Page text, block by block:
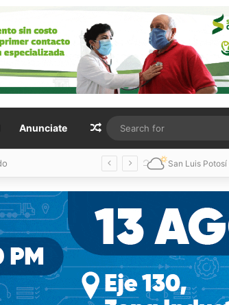
Anunciate Random Article
San Luis Potosí